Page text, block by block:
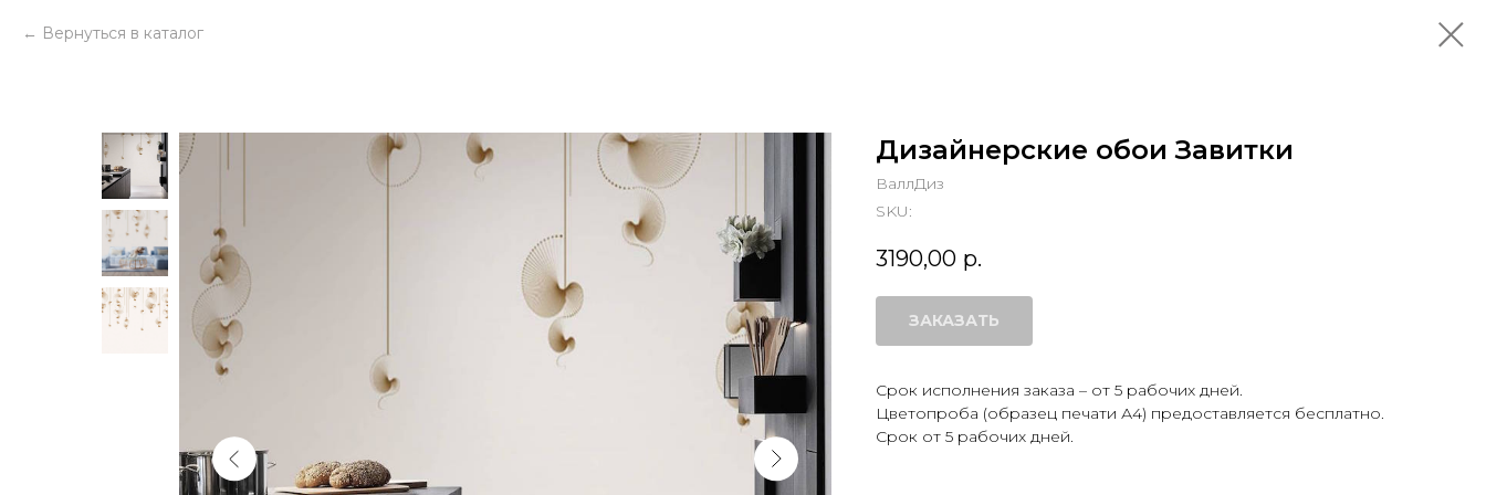
Вернуться в каталог
Дизайнерские обои Завитки
ВаллДиз
SKU:
3190,00 р.
ЗАКАЗАТЬ
Срок исполнения заказа – от 5 рабочих дней.
Цветопроба (образец печати А4) предоставляется бесплатно.
Срок от 5 рабочих дней.